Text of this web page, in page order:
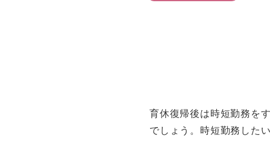
育休復帰後は時短勤務を
でしょう。時短勤務した